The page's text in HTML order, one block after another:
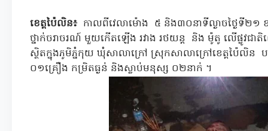
ខេត្តប៉ៃលិន៖កាលពីវេលាម៉ោង ៥ និង៣០នាទីល្ងាចថ្ងៃទី២១
ថ្នាក់ចរាចរណ៍ មួយកេីតឡេីង រវាង រថយន្ត និង ម៉ូតូ លើផ្លូវជ
ស្ថិតក្នុងភូមិភ្នំកុយ ឃុំសាលាក្រៅ ស្រុកសាលាក្រៅខេត្ដប៉ៃលិ
០១គ្រឿង កម្រិតធ្ងន់ និងស្លាប់មនុស្ស ០២នាក់ ។